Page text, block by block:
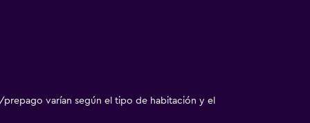
varían según el tipo de habitación y el